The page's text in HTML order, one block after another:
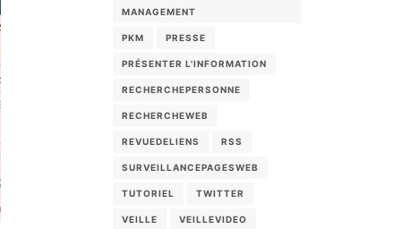
MANAGEMENT
PKM PRESSE
PRÉSENTER L'INFORMATION
RECHERCHEPERSONNE
RECHERCHEWEB
REVUEDELIENS RSS
SURVEILLANCEPAGESWEB
TUTORIEL TWITTER
VEILLE VEILLEVIDEO